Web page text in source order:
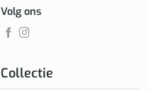
Collectie
Volg ons